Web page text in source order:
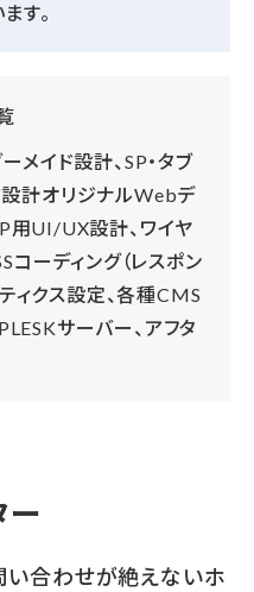
す。
メイド設計、SP・タブ
設計オリジナルWebデ
用UI/UX設計、ワイヤ
ーディング（レスポン
ィクス設定、各種CMS
サーバー、アフタ
ー
い合わせが絶えないホ